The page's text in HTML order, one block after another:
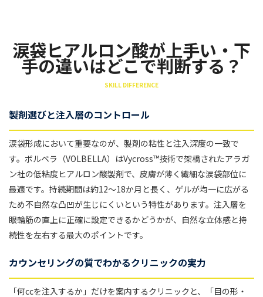
涙袋ヒアルロン酸が上手い・下
手の違いはどこで判断する？
SKILL DIFFERENCE
製剤選びと注入層のコントロール
涙袋形成において重要なのが、製剤の粘性と注入深度の一致で
す。ボルベラ（VOLBELLA）はVycross™技術で架橋されたアラガ
ン社の低粘度ヒアルロン酸製剤で、皮膚が薄く繊細な涙袋部位に
最適です。持続期間は約12〜18か月と長く、ゲルが均一に広がる
ため不自然な凸凹が生じにくいという特性があります。注入層を
眼輪筋の直上に正確に設定できるかどうかが、自然な立体感と持
続性を左右する最大のポイントです。
カウンセリングの質でわかるクリニックの実力
「何ccを注入するか」だけを案内するクリニックと、「目の形・